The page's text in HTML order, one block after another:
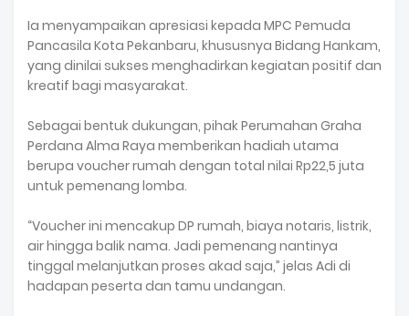
‎Ia menyampaikan apresiasi kepada MPC Pemuda
Pancasila Kota Pekanbaru, khususnya Bidang Hankam,
yang dinilai sukses menghadirkan kegiatan positif dan
kreatif bagi masyarakat.
‎Sebagai bentuk dukungan, pihak Perumahan Graha
Perdana Alma Raya memberikan hadiah utama
berupa voucher rumah dengan total nilai Rp22,5 juta
untuk pemenang lomba.
‎“Voucher ini mencakup DP rumah, biaya notaris, listrik,
air hingga balik nama. Jadi pemenang nantinya
tinggal melanjutkan proses akad saja,” jelas Adi di
hadapan peserta dan tamu undangan.